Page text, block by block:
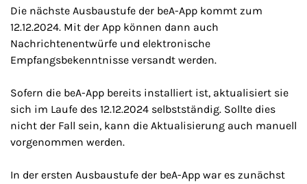
Die nächste Ausbaustufe der beA-App kommt zum
12.12.2024. Mit der App können dann auch
Nachrichtenentwürfe und elektronische
Empfangsbekenntnisse versandt werden.
Sofern die beA-App bereits installiert ist, aktualisiert sie
sich im Laufe des 12.12.2024 selbstständig. Sollte dies
nicht der Fall sein, kann die Aktualisierung auch manuell
vorgenommen werden.
In der ersten Ausbaustufe der beA-App war es zunächst